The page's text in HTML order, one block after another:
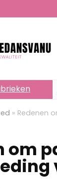
» Redenen
om